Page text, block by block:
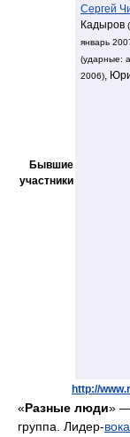
Бывшие
участники
Сергей
Кадыров
январь
(ударные:
2006),
http://
«Разные люди» —
группа. Лидер-